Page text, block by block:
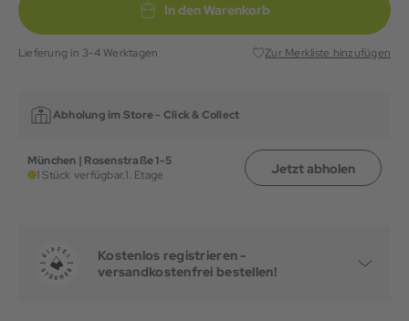
In den Warenkorb
Lieferung in 3-4 Werktagen Zur Merkliste hinzufügen
Abholung im Store - Click & Collect
München | Rosenstraße 1-5
1 Stück verfügbar,1. Etage Jetzt abholen
Kostenlos registrieren -
versandkostenfrei bestellen!